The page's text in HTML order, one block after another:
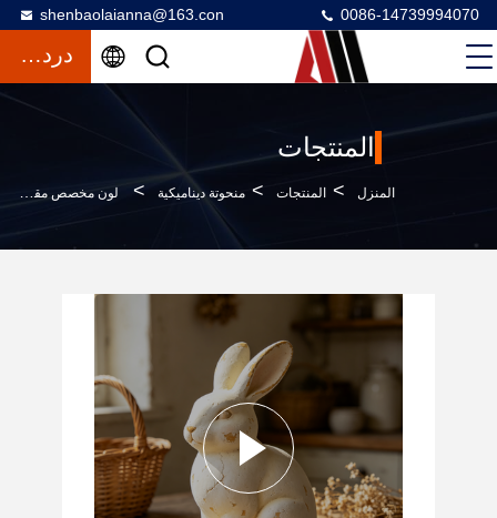
shenbaolaianna@163.con 0086-14739994070
دردشة
المنتجات
المنزل > المنتجات > منحوتة ديناميكية > لون مخصص مقاوم للماء UV مقاوم للشمس تمثال أرنب عيد الفصح للتزيين التجاري في الهواء الطلق